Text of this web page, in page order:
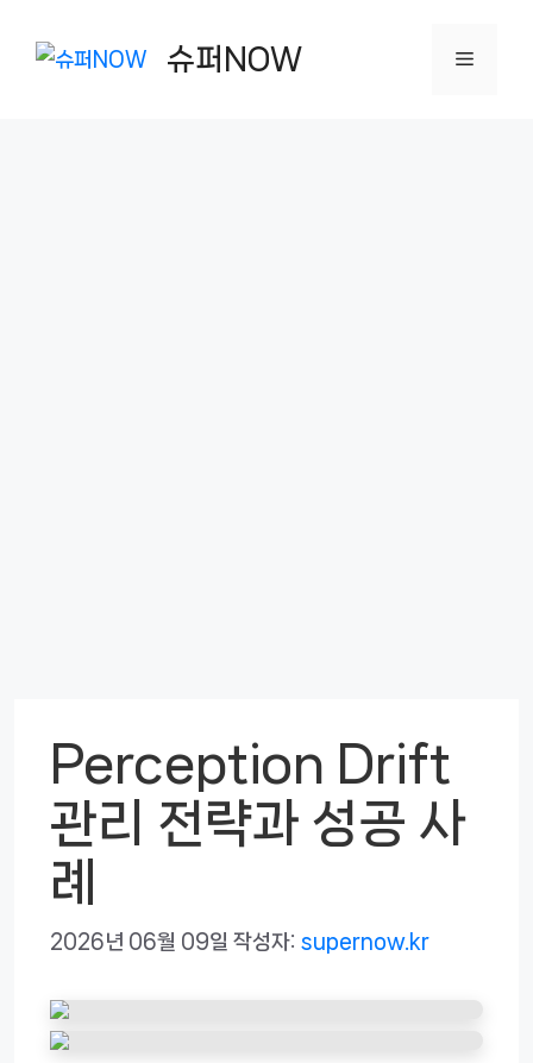
슈퍼NOW 메
Perception Drift
관리 전략과 성공 사
례
2026년 06월 09일 작성자: supernow.kr